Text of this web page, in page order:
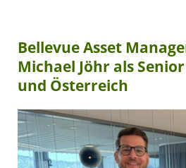
Bellevue Asset
Michael Jöhr als
und Österreich